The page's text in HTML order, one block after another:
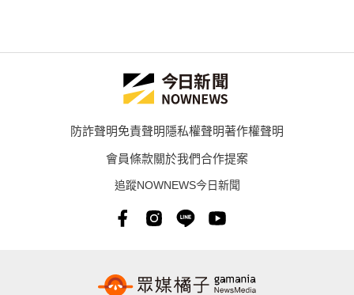
防詐聲明免責聲明隱私權聲明著作權聲明
會員條款關於我們合作提案
追蹤NOWNEWS今日新聞